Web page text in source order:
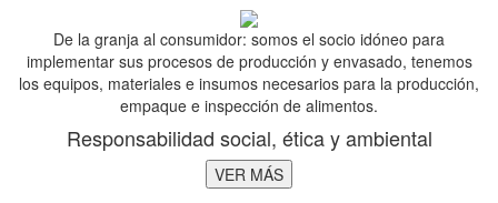
De la granja al consumidor: somos el socio idóneo para
implementar sus procesos de producción y envasado, tenemos
los equipos, materiales e insumos necesarios para la producción,
empaque e inspección de alimentos.
Responsabilidad social, ética y ambiental
VER MÁS